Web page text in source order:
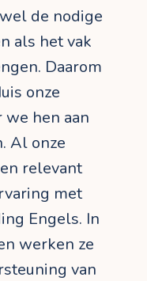
de nodige
als het vak
Daarom
onze
hen aan
Al onze
relevant
met
Engels. In
werken ze
van